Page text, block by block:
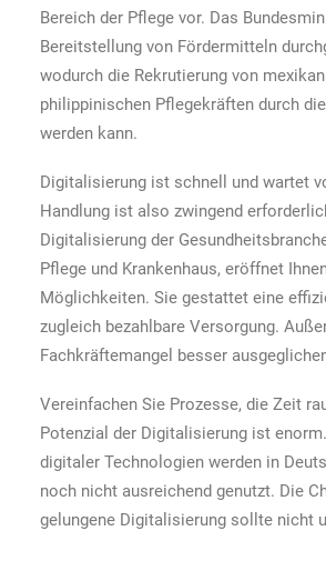
Bereich der Pflege vor. Das
Bereitstellung von Fördermitteln
wodurch die Rekrutierung von
philippinischen Pflegekräften durch
werden kann.
Digitalisierung ist schnell und wartet
Handlung ist also zwingend
Digitalisierung der
Pflege und Krankenhaus, eröffnet
Möglichkeiten. Sie gestattet eine
zugleich bezahlbare Versorgung.
Fachkräftemangel besser
Vereinfachen Sie Prozesse, die Zeit
Potenzial der Digitalisierung ist
digitaler Technologien werden in
noch nicht ausreichend genutzt. Die
gelungene Digitalisierung sollte nicht